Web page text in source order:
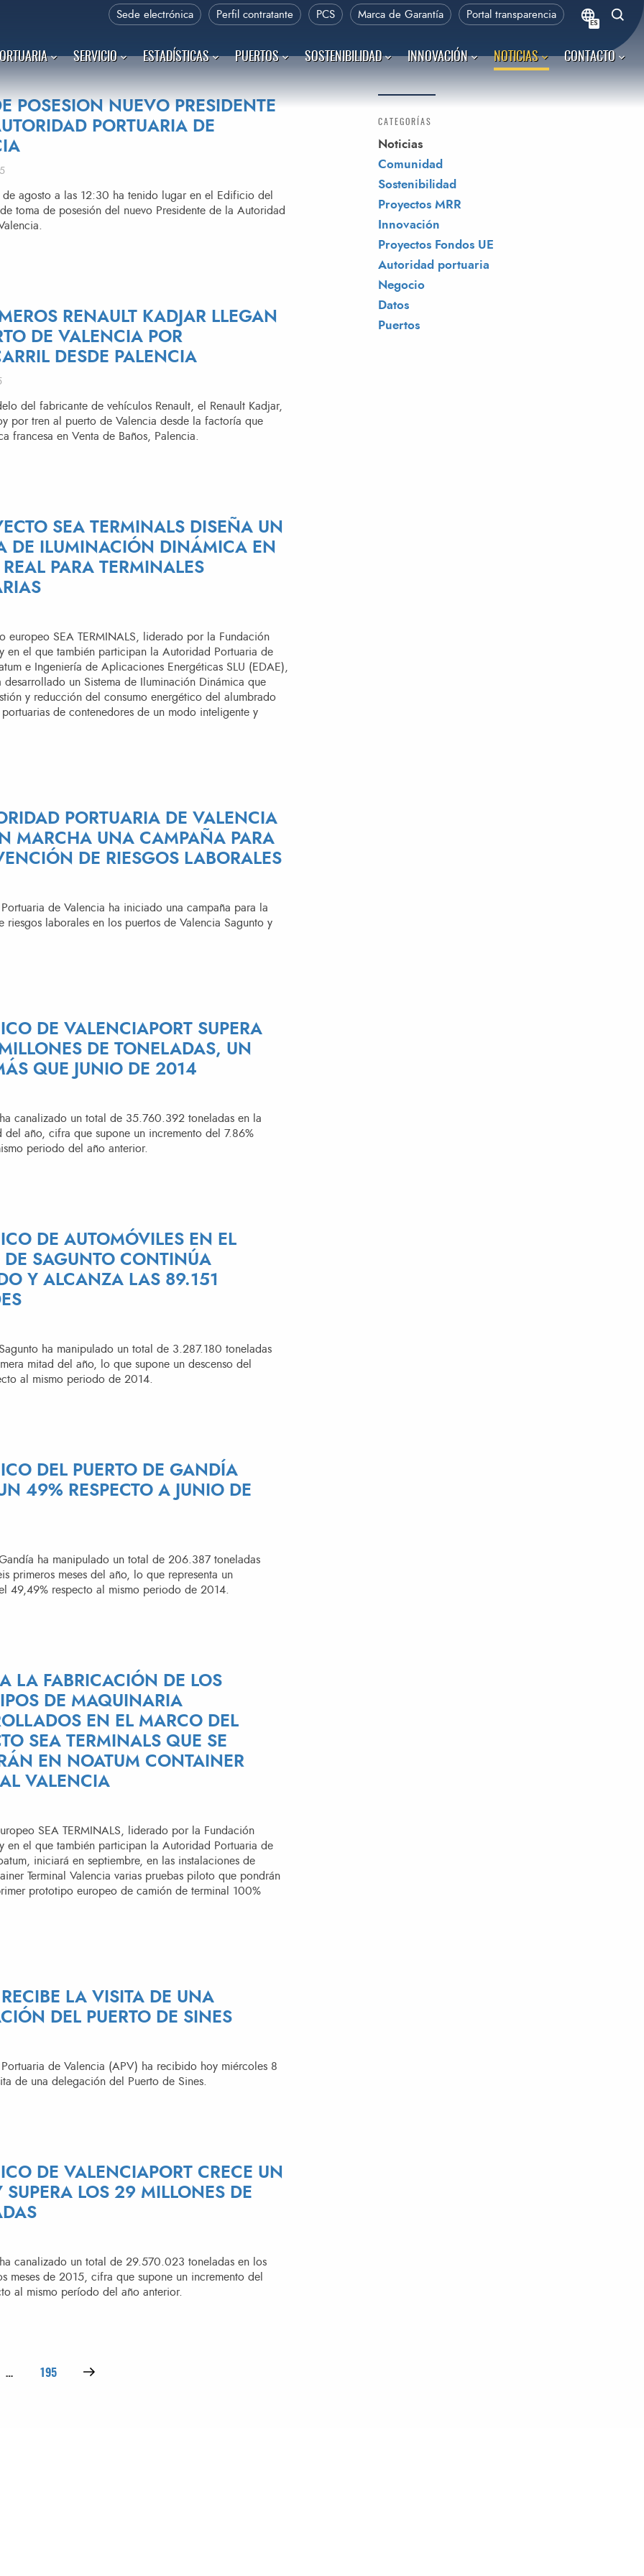
Sede electrónica Perfil contratante PCS Marca de Garantía Portal transparencia
ES
SERVICIO ESTADÍSTICAS PUERTOS SOSTENIBILIDAD INNOVACIÓN NOTICIAS CONTACTO
POSESION NUEVO PRESIDENTE
PORTUARIA DE
de agosto a las 12:30 ha tenido lugar en el Edificio del
toma de posesión del nuevo Presidente de la Autoridad
RENAULT KADJAR LLEGAN
DE VALENCIA POR
DESDE PALENCIA
del fabricante de vehículos Renault, el Renault Kadjar,
por tren al puerto de Valencia desde la factoría que
francesa en Venta de Baños, Palencia.
SEA TERMINALS DISEÑA UN
DE ILUMINACIÓN DINÁMICA EN
PARA TERMINALES
europeo SEA TERMINALS, liderado por la Fundación
en el que también participan la Autoridad Portuaria de
e Ingeniería de Aplicaciones Energéticas SLU (EDAE),
desarrollado un Sistema de Iluminación Dinámica que
y reducción del consumo energético del alumbrado
portuarias de contenedores de un modo inteligente y
PORTUARIA DE VALENCIA
MARCHA UNA CAMPAÑA PARA
DE RIESGOS LABORALES
de Valencia ha iniciado una campaña para la
riesgos laborales en los puertos de Valencia Sagunto y
DE VALENCIAPORT SUPERA
DE TONELADAS, UN
QUE JUNIO DE 2014
canalizado un total de 35.760.392 toneladas en la
del año, cifra que supone un incremento del 7.86%
periodo del año anterior.
DE AUTOMÓVILES EN EL
DE SAGUNTO CONTINÚA
Y ALCANZA LAS 89.151
ha manipulado un total de 3.287.180 toneladas
mitad del año, lo que supone un descenso del
al mismo periodo de 2014.
DEL PUERTO DE GANDÍA
49% RESPECTO A JUNIO DE
ha manipulado un total de 206.387 toneladas
primeros meses del año, lo que representa un
49,49% respecto al mismo periodo de 2014.
LA FABRICACIÓN DE LOS
DE MAQUINARIA
EN EL MARCO DEL
SEA TERMINALS QUE SE
EN NOATUM CONTAINER
VALENCIA
SEA TERMINALS, liderado por la Fundación
en el que también participan la Autoridad Portuaria de
iniciará en septiembre, en las instalaciones de
Terminal Valencia varias pruebas piloto que pondrán
prototipo europeo de camión de terminal 100%
LA VISITA DE UNA
DEL PUERTO DE SINES
de Valencia (APV) ha recibido hoy miércoles 8
de una delegación del Puerto de Sines.
DE VALENCIAPORT CRECE UN
LOS 29 MILLONES DE
canalizado un total de 29.570.023 toneladas en los
meses de 2015, cifra que supone un incremento del
al mismo período del año anterior.
… Página
195 Siguiente página
CATEGORÍAS
Noticias
Comunidad
Sostenibilidad
Proyectos MRR
Innovación
Proyectos Fondos UE
Autoridad portuaria
Negocio
Datos
Puertos